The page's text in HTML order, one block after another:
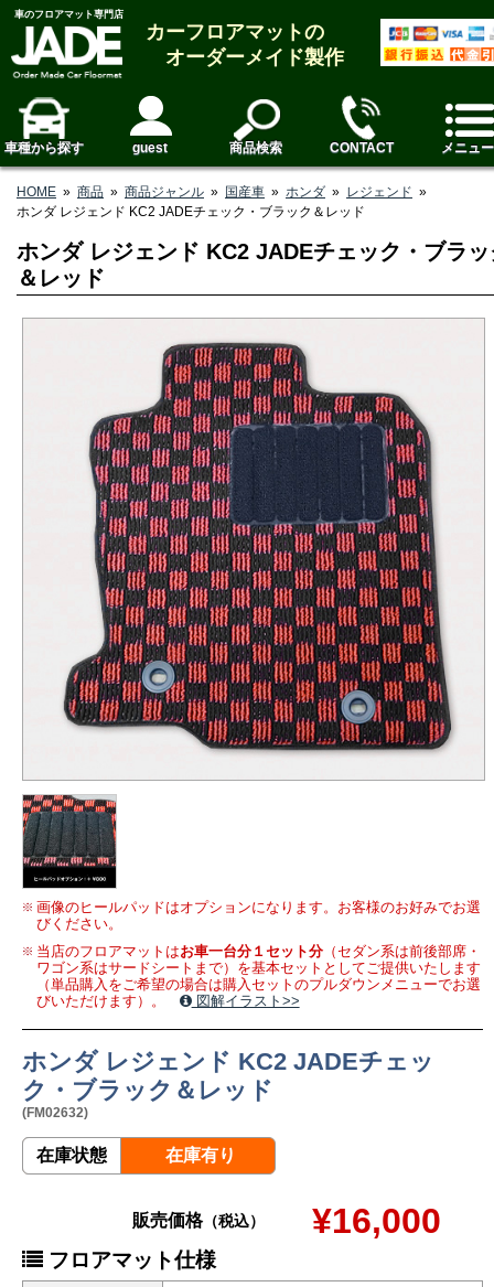
車のフロアマット専門店
カーフロアマットの
オーダーメイド製作
車種から探す guest 商品検索 CONTACT メニュー
HOME » 商品 » 商品ジャンル » 国産車 » ホンダ » レジェンド »
ホンダ レジェンド KC2 JADEチェック・ブラック＆レッド
ホンダ レジェンド KC2 JADEチェック・ブラッ
＆レッド
画像のヒールパッドはオプションになります。お客様のお好みでお選
びください。
当店のフロアマットはお車一台分１セット分（セダン系は前後部席・
ワゴン系はサードシートまで）を基本セットとしてご提供いたします
（単品購入をご希望の場合は購入セットのプルダウンメニューでお選
びいただけます）。
図解イラスト>>
ホンダ レジェンド KC2 JADEチェッ
ク・ブラック＆レッド
(FM02632)
在庫状態 在庫有り
販売価格（税込） ¥16,000
フロアマット仕様